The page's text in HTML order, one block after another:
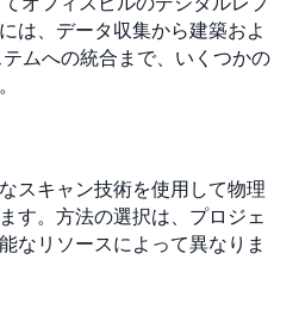
は、データ収集から建築およ
ムへの統合まで、いくつかの
スキャン技術を使用して物理
す。方法の選択は、プロジェ
なリソースによって異なりま